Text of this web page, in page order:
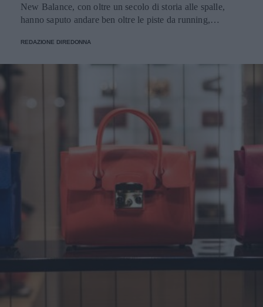
New Balance, con oltre un secolo di storia alle spalle,
hanno saputo andare ben oltre le piste da running,
REDAZIONE DIREDONNA